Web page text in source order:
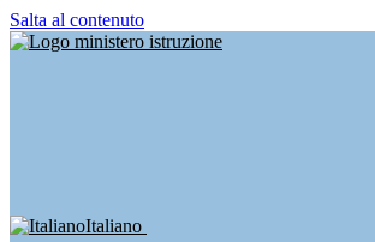
Salta al contenuto
Italiano